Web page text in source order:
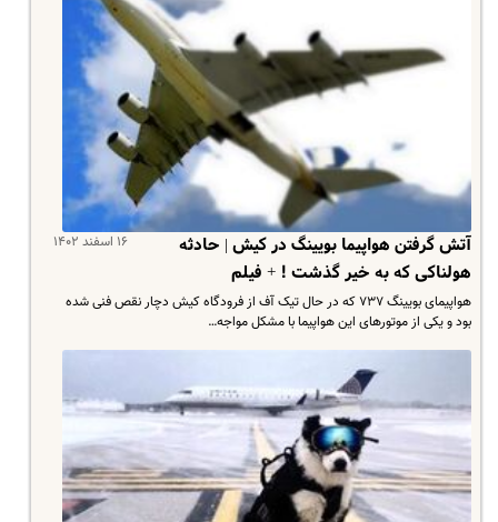
۱۶ اسفند ۱۴۰۲
آتش گرفتن هواپیما بویینگ در کیش | حادثه
هولناکی که به خیر گذشت ! + فیلم
هواپیمای بویینگ ۷۳۷ که در حال تیک آف از فرودگاه کیش دچار نقص فنی شده
بود و یکی از موتورهای این هواپیما با مشکل مواجه…